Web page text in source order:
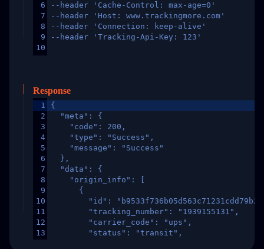
6
7
8
9
10
--header 'Cache-Control: max-age=0'
--header 'Host: www.trackingmore.com'
--header 'Connection: keep-alive'
--header 'Tracking-Api-Key: 123'
Response
1
2
3
4
5
6
7
8
9
10
11
12
13
{
  "meta": {
    "code": 200,
    "type": "Success",
    "message": "Success"
  },
  "data": {
    "origin_info": [
      {
"id":
        "tracking_number": "1939155131",
        "carrier_code": "ups",
        "status": "transit",